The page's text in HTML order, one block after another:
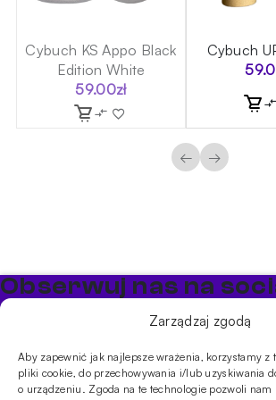
Zarządzaj zgodą
Aby zapewnić jak najlepsze wrażenia, korzystamy z
pliki cookie, do przechowywania i/lub uzyskiwania
o urządzeniu. Zgoda na te technologie pozwoli nam
Cybuch KS Appo Black
Edition White
59.00zł
Cybuch
← →
Obserwuj nas na
Bądź na bieżąco z promocjami i
PRODUKTY